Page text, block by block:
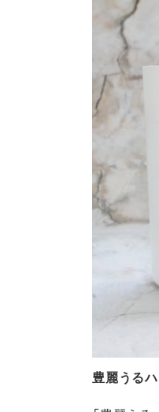
豊麗うる